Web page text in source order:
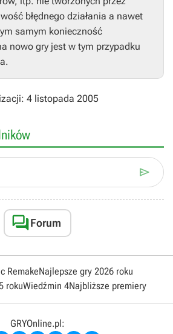
błędnego działania a nawet
samym konieczność
nowo gry jest w tym przypadku
4 listopada 2005

Forum
RemakeNajlepsze gry 2026 roku
rokuWiedźmin 4Najbliższe premiery
GRYOnline.pl: